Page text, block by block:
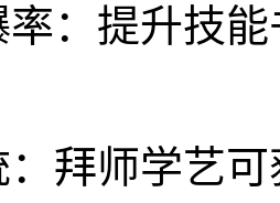
：提升技
：拜师学艺